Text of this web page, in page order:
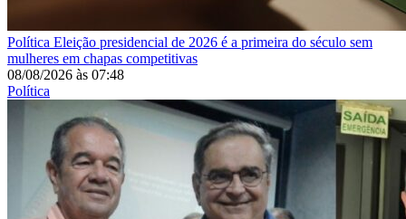
Política Eleição presidencial de 2026 é a primeira do século sem
mulheres em chapas competitivas
08/08/2026 às 07:48
Política